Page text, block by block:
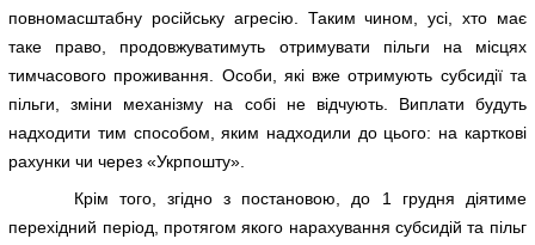
повномасштабну російську агресію. Таким чином, усі, хто має
таке право, продовжуватимуть отримувати пільги на місцях
тимчасового проживання. Особи, які вже отримують субсидії та
пільги, зміни механізму на собі не відчують. Виплати будуть
надходити тим способом, яким надходили до цього: на карткові
рахунки чи через «Укрпошту».
Крім того, згідно з постановою, до 1 грудня діятиме
перехідний період, протягом якого нарахування субсидій та пільг